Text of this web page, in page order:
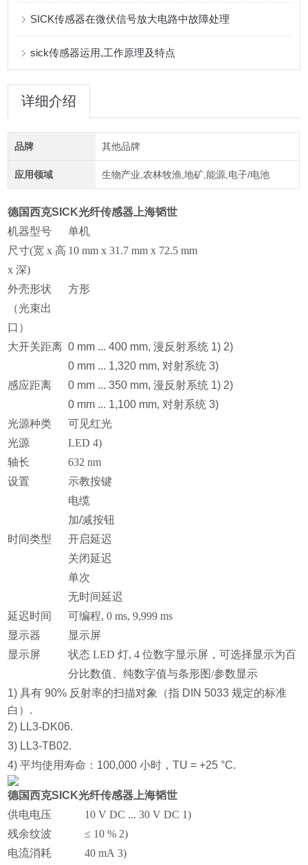
SICK传感器在微伏信号放大电路中故障处理
sick传感器运用,工作原理及特点
详细介绍
品牌 其他品牌
应用领域 生物产业,农林牧渔,地矿,能源,电子/电池
德国西克SICK光纤传感器上海韬世
机器型号
单机
尺寸(宽 x 高
x 深)
10 mm x 31.7 mm x 72.5 mm
外壳形状
（光束出
口）
方形
大开关距离 0 mm ... 400 mm, 漫反射系统 1) 2)
0 mm ... 1,320 mm, 对射系统 3)
感应距离
0 mm ... 350 mm, 漫反射系统 1) 2)
0 mm ... 1,100 mm, 对射系统 3)
光源种类
可见红光
光源
LED 4)
轴长
632 nm
设置
示教按键
电缆
加/减按钮
时间类型
开启延迟
关闭延迟
单次
无时间延迟
延迟时间
可编程, 0 ms, 9,999 ms
显示器
显示屏
显示屏
状态 LED 灯, 4 位数字显示屏，可选择显示为百
分比数值、纯数字值与条形图/参数显示
1) 具有 90% 反射率的扫描对象（指 DIN 5033 规定的标准
白）.
2) LL3-DK06.
3) LL3-TB02.
4) 平均使用寿命：100,000 小时，TU = +25 °C.
德国西克SICK光纤传感器上海韬世
供电电压
10 V DC ... 30 V DC 1)
残余纹波
≤ 10 % 2)
电流消耗
40 mA 3)